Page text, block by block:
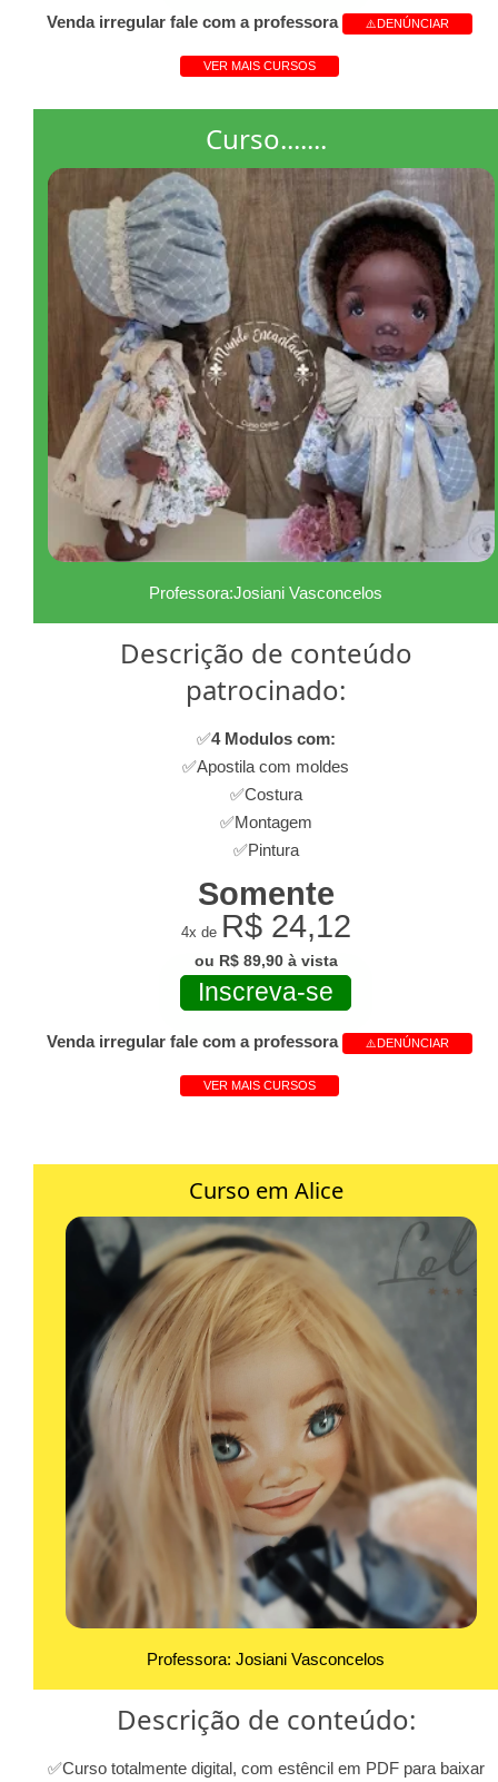
Venda irregular fale com a professora ⚠️DENÚNCIAR
VER MAIS CURSOS
Curso.......
Professora:Josiani Vasconcelos
Descrição de conteúdo
patrocinado:
✅4 Modulos com:
✅Apostila com moldes
✅Costura
✅Montagem
✅Pintura
Somente
4x de R$ 24,12
ou R$ 89,90 à vista
Inscreva-se
Venda irregular fale com a professora ⚠️DENÚNCIAR
VER MAIS CURSOS
Curso em Alice
Professora: Josiani Vasconcelos
Descrição de conteúdo:
✅Curso totalmente digital, com estêncil em PDF para baixar